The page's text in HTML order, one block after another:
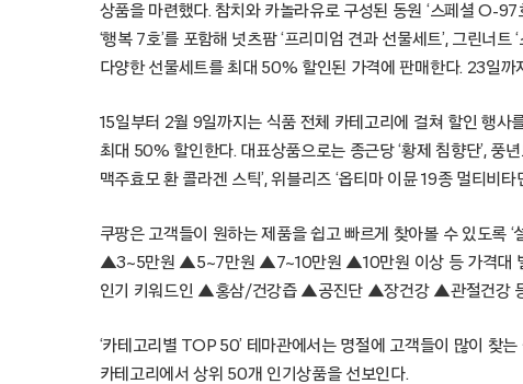
상품을 마련했다. 참치와 카놀라유로 구성된 동원 ‘스페셜 O-
‘행복 7호’를 포함해 넛츠팜 ‘프리미엄 견과 선물세트’, 그린너트
다양한 선물세트를 최대 50% 할인된 가격에 판매한다. 23일까
15일부터 2월 9일까지는 식품 전체 카테고리에 걸쳐 할인 행사
최대 50% 할인한다. 대표상품으로는 종근당 ‘황제 침향단’, 풍
맥주효모 환 콜라겐 스틱’, 위블리즈 ‘옵티마 이뮨 19종 멀티비타
쿠팡은 고객들이 원하는 제품을 쉽고 빠르게 찾아볼 수 있도록
▲3~5만원 ▲5~7만원 ▲7~10만원 ▲10만원 이상 등 가격대 별
인기 키워드인 ▲홍삼/건강즙 ▲공진단 ▲장건강 ▲관절건강 등
‘카테고리별 TOP 50’ 테마관에서는 명절에 고객들이 많이 찾
카테고리에서 상위 50개 인기상품을 선보인다.